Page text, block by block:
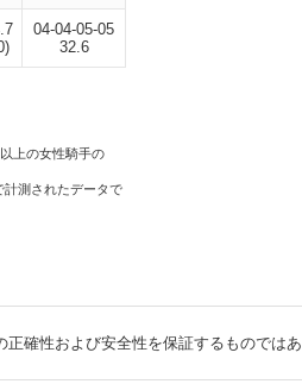
04-04-05-05
32.6
上の女性騎手の
測されたデータで
確性および安全性を保証するものでは